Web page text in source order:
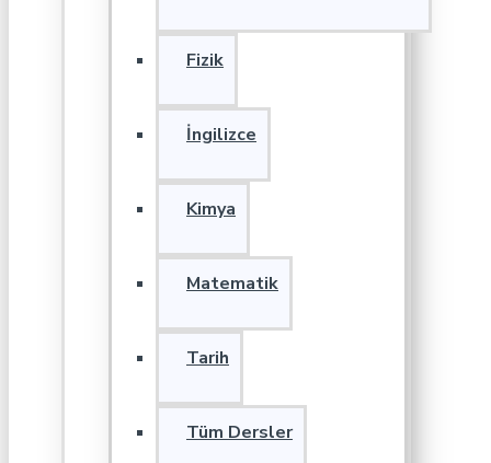
Fizik
İngilizce
Kimya
Matematik
Tarih
Tüm Dersler